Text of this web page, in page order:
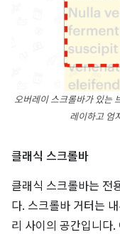
오버레이 스크롤바가 있는
레이하고 엄
클래식 스크롤바
클래식 스크롤바는 전
다. 스크롤바 거터는
리 사이의 공간입니다